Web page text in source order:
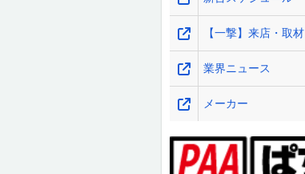
【一撃】来店・取材
業界ニュース
メーカー